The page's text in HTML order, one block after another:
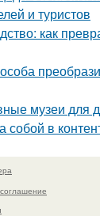
и туристов
как
музеи для
собой в